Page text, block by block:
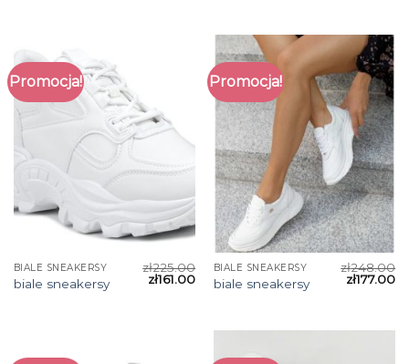
Promocja!
BIALE SNEAKERSY
biale sneakersy
zł225.00
zł161.00
Promocja!
BIALE SNEAKERSY
biale sneakersy
zł248.00
zł177.00